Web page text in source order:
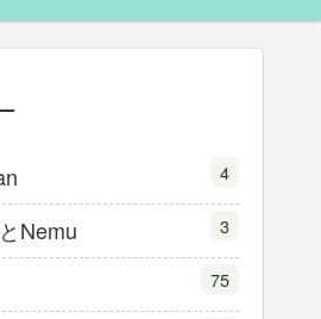
4
Nemu 3
75